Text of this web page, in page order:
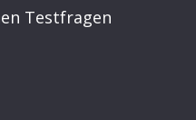
Testfragen